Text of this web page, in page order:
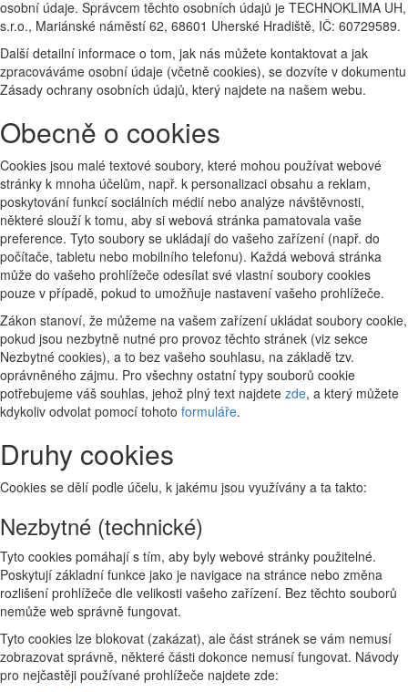
osobní údaje. Správcem těchto osobních údajů je TECHNOKLIMA UH,
s.r.o., Mariánské náměstí 62, 68601 Uherské Hradiště, IČ: 60729589.
Další detailní informace o tom, jak nás můžete kontaktovat a jak
zpracováváme osobní údaje (včetně cookies), se dozvíte v dokumentu
Zásady ochrany osobních údajů, který najdete na našem webu.
Obecně o cookies
Cookies jsou malé textové soubory, které mohou používat webové
stránky k mnoha účelům, např. k personalizaci obsahu a reklam,
poskytování funkcí sociálních médií nebo analýze návštěvnosti,
některé slouží k tomu, aby si webová stránka pamatovala vaše
preference. Tyto soubory se ukládají do vašeho zařízení (např. do
počítače, tabletu nebo mobilního telefonu). Každá webová stránka
může do vašeho prohlížeče odesílat své vlastní soubory cookies
pouze v případě, pokud to umožňuje nastavení vašeho prohlížeče.
Zákon stanoví, že můžeme na vašem zařízení ukládat soubory cookie,
pokud jsou nezbytně nutné pro provoz těchto stránek (viz sekce
Nezbytné cookies), a to bez vašeho souhlasu, na základě tzv.
oprávněného zájmu. Pro všechny ostatní typy souborů cookie
potřebujeme váš souhlas, jehož plný text najdete zde, a který můžete
kdykoliv odvolat pomocí tohoto formuláře.
Druhy cookies
Cookies se dělí podle účelu, k jakému jsou využívány a ta takto:
Nezbytné (technické)
Tyto cookies pomáhají s tím, aby byly webové stránky použitelné.
Poskytují základní funkce jako je navigace na stránce nebo změna
rozlišení prohlížeče dle velikosti vašeho zařízení. Bez těchto souborů
nemůže web správně fungovat.
Tyto cookies lze blokovat (zakázat), ale část stránek se vám nemusí
zobrazovat správně, některé části dokonce nemusí fungovat. Návody
pro nejčastěji používané prohlížeče najdete zde: